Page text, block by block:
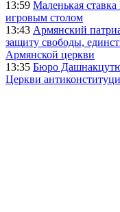
13:59 Маленькая
игровым столом
13:43 Армянский
защиту свободы,
Армянской церкви
13:35 Бюро
Церкви